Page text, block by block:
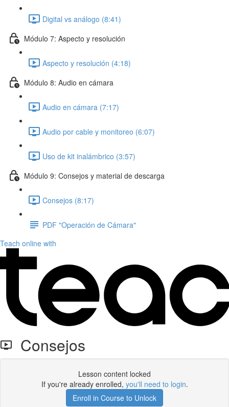
Digital vs análogo (8:41)
Módulo 7: Aspecto y resolución
Aspecto y resolución (4:18)
Módulo 8: Audio en cámara
Audio en cámara (7:17)
Audio por cable y monitoreo (6:07)
Uso de kit inalámbrico (3:57)
Módulo 9: Consejos y material de descarga
Consejos (8:17)
PDF "Operación de Cámara"
Teach online with
Consejos
Lesson content locked
If you're already enrolled, you'll need to login.
Enroll in Course to Unlock